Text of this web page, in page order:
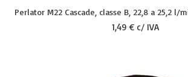
Perlator M22 Cascade, classe B, 22,8 a 25,2 l/
1,49 € c/ IVA